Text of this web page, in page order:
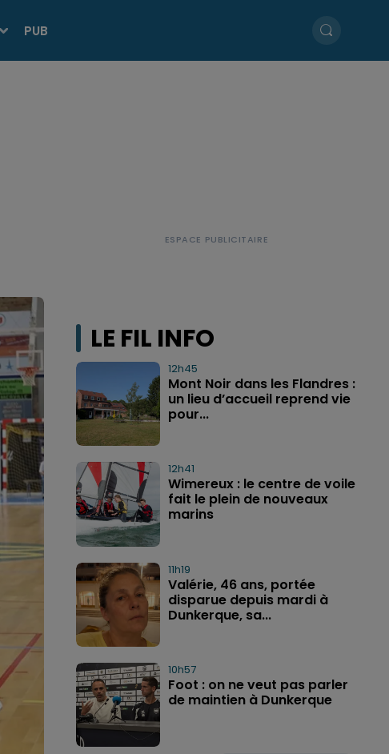
PUB
LE FIL INFO
12h45
Mont Noir dans les Flandres :
un lieu d’accueil reprend vie
pour...
12h41
Wimereux : le centre de voile
fait le plein de nouveaux
marins
11h19
Valérie, 46 ans, portée
disparue depuis mardi à
Dunkerque, sa...
10h57
Foot : on ne veut pas parler
de maintien à Dunkerque